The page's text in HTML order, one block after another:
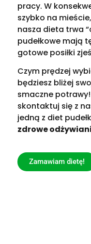
pracy. W
szybko na
nasza dieta trwa
pudełkowe mają
gotowe posiłki
Czym prędzej
będziesz bliżej
smaczne
skontaktuj się z
jedną z diet
zdrowe
Zamawiam dietę!